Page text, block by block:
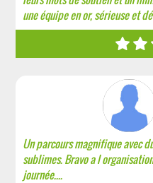
une équipe en or, sérieuse et
Un parcours magnifique avec
sublimes. Bravo a l
journée....